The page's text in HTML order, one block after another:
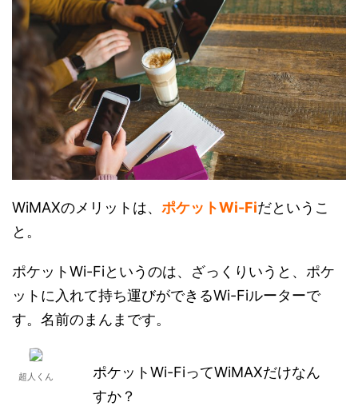
WiMAXのメリットは、 ポケットWi-Fiだというこ
と。
ポケットWi-Fiというのは、ざっくりいうと、ポケ
ットに入れて持ち運びができるWi-Fiルーターで
す。名前のまんまです。
超人くん
ポケットWi-FiってWiMAXだけなん
すか？